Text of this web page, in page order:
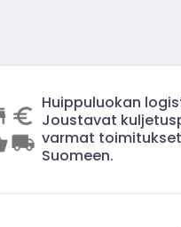
Huippuluokan
Joustavat
varmat
Suomeen.